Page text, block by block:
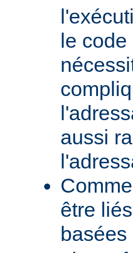
le
aussi
être
basées